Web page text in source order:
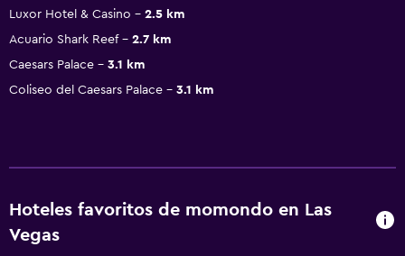
Luxor Hotel & Casino
2.5 km
Acuario Shark Reef
2.7 km
Caesars Palace
3.1 km
Coliseo del Caesars Palace
3.1 km
Hoteles favoritos de momondo en Las
Vegas